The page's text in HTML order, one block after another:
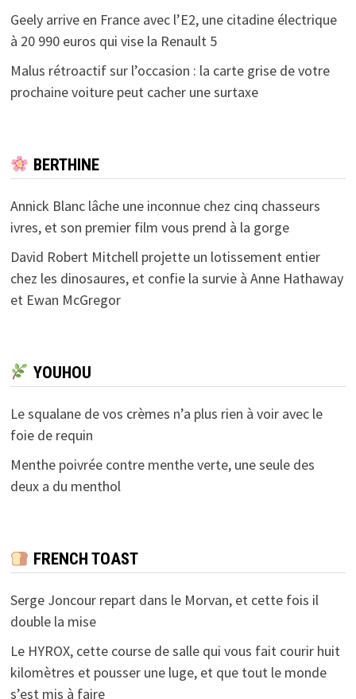
Geely arrive en France avec l’E2, une citadine électrique
à 20 990 euros qui vise la Renault 5
Malus rétroactif sur l’occasion : la carte grise de votre
prochaine voiture peut cacher une surtaxe
BERTHINE
Annick Blanc lâche une inconnue chez cinq chasseurs
ivres, et son premier film vous prend à la gorge
David Robert Mitchell projette un lotissement entier
chez les dinosaures, et confie la survie à Anne Hathaway
et Ewan McGregor
YOUHOU
Le squalane de vos crèmes n’a plus rien à voir avec le
foie de requin
Menthe poivrée contre menthe verte, une seule des
deux a du menthol
FRENCH TOAST
Serge Joncour repart dans le Morvan, et cette fois il
double la mise
Le HYROX, cette course de salle qui vous fait courir huit
kilomètres et pousser une luge, et que tout le monde
s’est mis à faire